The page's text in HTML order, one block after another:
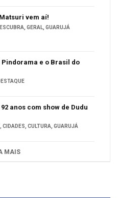
vem aí!
, GERAL, GUARUJÁ
Pindorama e o Brasil do
anos com show de Dudu
, CIDADES, CULTURA, GUARUJÁ
MAIS